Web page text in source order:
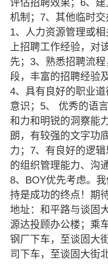
评估招聘效果；6、
机制；7、其他临时交
1、人力资源管理或
上招聘工作经验，对
先；3、熟悉招聘流
段，丰富的招聘经验
4、具有良好的职业
意识；5、 优秀的语
和力和明锐的洞察能
朗，有较强的文字功
力；7、有良好的逻
的组织管理能力、沟
8、BOY优先考虑。
持是成功的终点！期
地址：和平路与谈固
源达投顾办公楼；乘
钢厂下车，至谈固大
司下车，至谈固大街